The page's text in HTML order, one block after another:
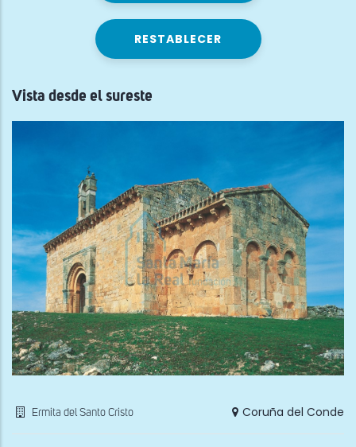
Vista desde el sureste
Ermita del Santo Cristo Coruña del Conde